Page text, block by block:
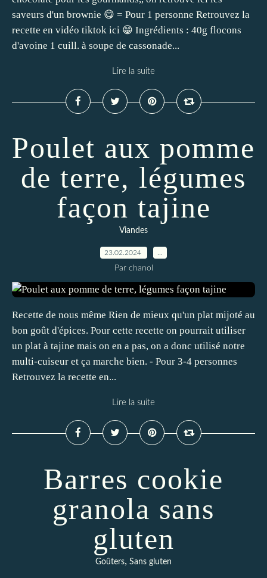
saveurs d'un brownie 😋 = Pour 1 personne Retrouvez la
recette en vidéo tiktok ici 😁 Ingrédients : 40g flocons
d'avoine 1 cuill. à soupe de cassonade...
Lire la suite
Poulet aux pomme
de terre, légumes
façon tajine
Viandes
23.02.2024
Par chanol
Recette de nous même Rien de mieux qu'un plat mijoté au
bon goût d'épices. Pour cette recette on pourrait utiliser
un plat à tajine mais on en a pas, on a donc utilisé notre
multi-cuiseur et ça marche bien. - Pour 3-4 personnes
Retrouvez la recette en...
Lire la suite
Barres cookie
granola sans
gluten
Goûters, Sans gluten